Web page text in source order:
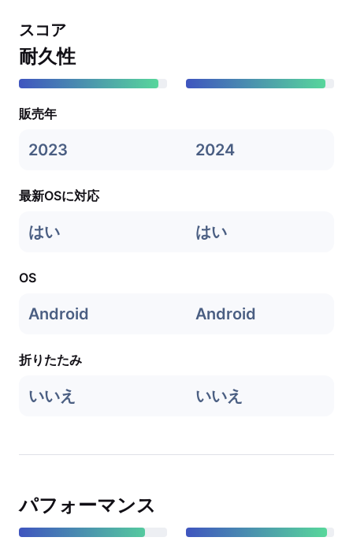
スコア
耐久性
販売年
2023 2024
最新OSに対応
はい はい
OS
Android Android
折りたたみ
いいえ いいえ
パフォーマンス